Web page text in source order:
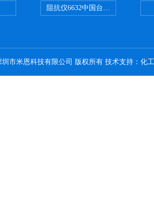
阻抗仪6632中国台湾益和
市米恩科技有限公司 版权所有 技术支持： 化